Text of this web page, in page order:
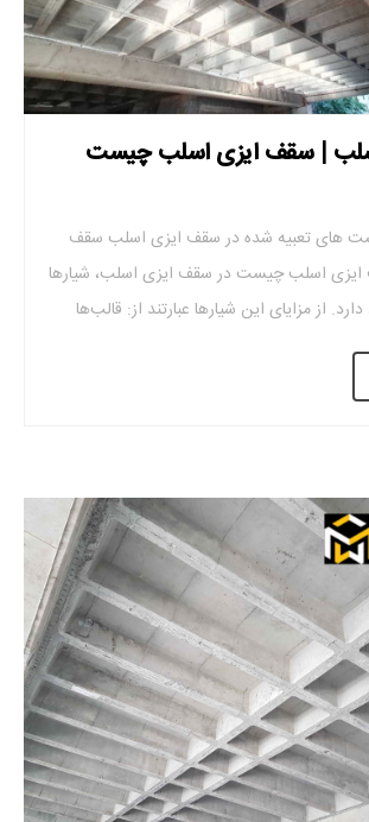
| سقف ایزی اسلب چیست
های تعبیه شده در سقف ایزی اسلب سقف
اسلب چیست در سقف ایزی اسلب، شیارها
از مزایای این شیارها عبارتند از: قالب‌ها
آن افزایش می‌یابد. بتن از قالب پلاستیکی
می‌شود و قالب به بتن نمی‌چسبد. […]